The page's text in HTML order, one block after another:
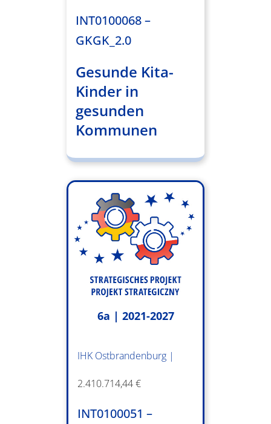
INT0100068 –
GKGK_2.0
Gesunde Kita-
Kinder in
gesunden
Kommunen
6a | 2021-2027
IHK Ostbrandenburg |
2.410.714,44 €
INT0100051 –